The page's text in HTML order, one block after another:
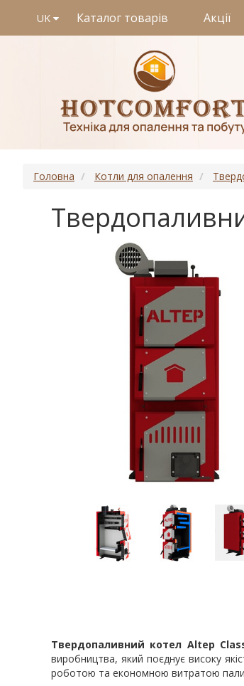
UK Каталог товарів Акції
Головна Котли для опалення
Твердопаливний котел Altep
виробництва, який поєднує високу
роботою та економною витратою